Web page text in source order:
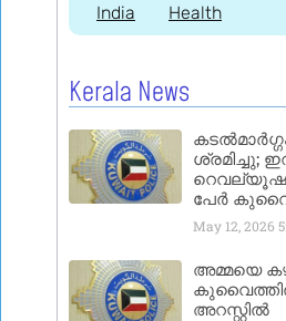
India Health
Kerala News
ശ്രമിച്ചു;
പേർ
May 12, 2026
അമ്മയെ
അറസ്റ്റിൽ